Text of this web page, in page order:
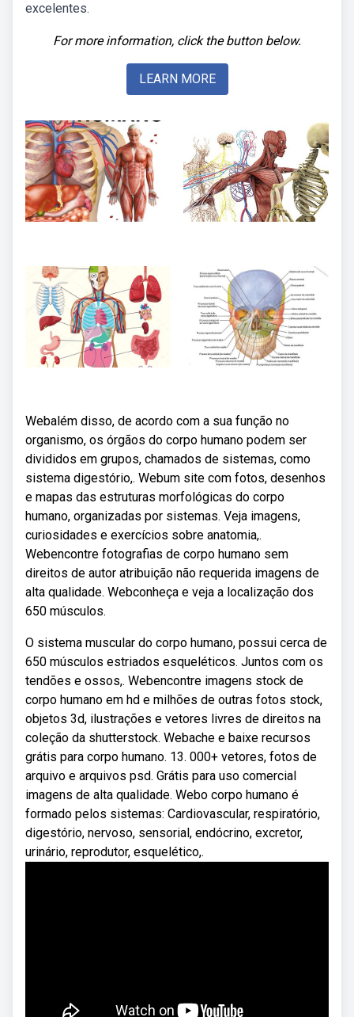
excelentes.
For more information, click the button below.
LEARN MORE
Webalém disso, de acordo com a sua função no
organismo, os órgãos do corpo humano podem ser
divididos em grupos, chamados de sistemas, como
sistema digestório,. Webum site com fotos, desenhos
e mapas das estruturas morfológicas do corpo
humano, organizadas por sistemas. Veja imagens,
curiosidades e exercícios sobre anatomia,.
Webencontre fotografias de corpo humano sem
direitos de autor atribuição não requerida imagens de
alta qualidade. Webconheça e veja a localização dos
650 músculos.
O sistema muscular do corpo humano, possui cerca de
650 músculos estriados esqueléticos. Juntos com os
tendões e ossos,. Webencontre imagens stock de
corpo humano em hd e milhões de outras fotos stock,
objetos 3d, ilustrações e vetores livres de direitos na
coleção da shutterstock. Webache e baixe recursos
grátis para corpo humano. 13. 000+ vetores, fotos de
arquivo e arquivos psd. Grátis para uso comercial
imagens de alta qualidade. Webo corpo humano é
formado pelos sistemas: Cardiovascular, respiratório,
digestório, nervoso, sensorial, endócrino, excretor,
urinário, reprodutor, esquelético,.